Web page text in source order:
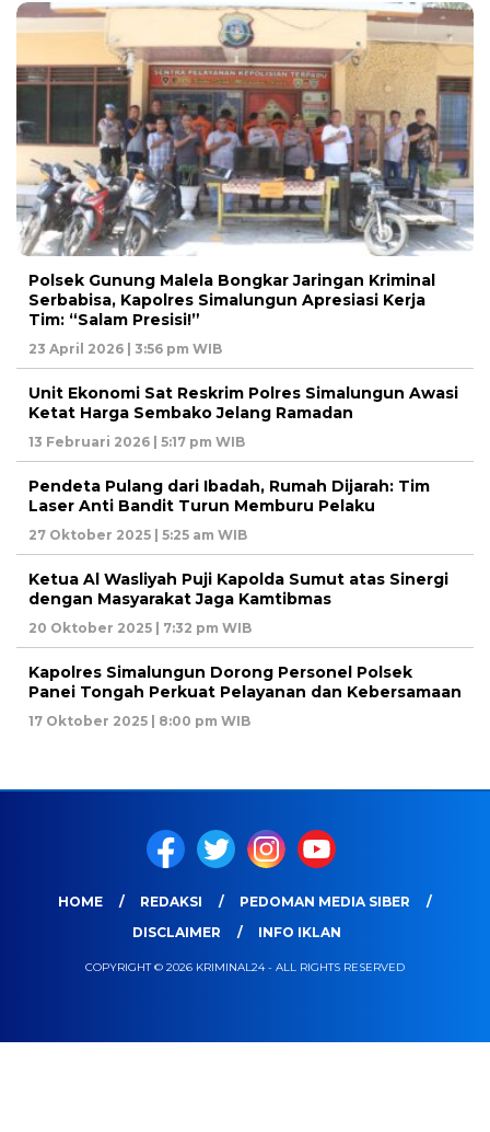
Polsek Gunung Malela Bongkar Jaringan Kriminal
Serbabisa, Kapolres Simalungun Apresiasi Kerja
Tim: “Salam Presisi!”
23 April 2026 | 3:56 pm WIB
Unit Ekonomi Sat Reskrim Polres Simalungun Awasi
Ketat Harga Sembako Jelang Ramadan
13 Februari 2026 | 5:17 pm WIB
Pendeta Pulang dari Ibadah, Rumah Dijarah: Tim
Laser Anti Bandit Turun Memburu Pelaku
27 Oktober 2025 | 5:25 am WIB
Ketua Al Wasliyah Puji Kapolda Sumut atas Sinergi
dengan Masyarakat Jaga Kamtibmas
20 Oktober 2025 | 7:32 pm WIB
Kapolres Simalungun Dorong Personel Polsek
Panei Tongah Perkuat Pelayanan dan Kebersamaan
17 Oktober 2025 | 8:00 pm WIB
HOME REDAKSI
PEDOMAN MEDIA SIBER
DISCLAIMER
INFO IKLAN
COPYRIGHT © 2026 KRIMINAL24 - ALL RIGHTS RESERVED